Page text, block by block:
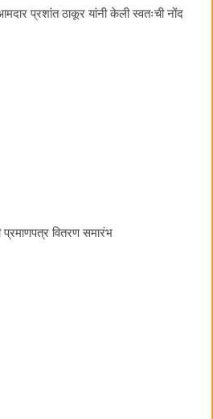
प्रशांत ठाकूर यांनी केली स्वतःची नोंद
प्रमाणपत्र वितरण समारंभ